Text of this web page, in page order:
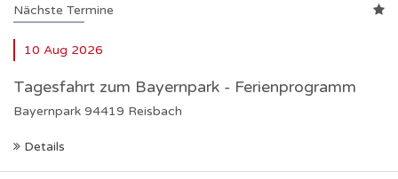
Nächste Termine
10 Aug 2026
Tagesfahrt zum Bayernpark - Ferienprogramm
Bayernpark 94419 Reisbach
Details